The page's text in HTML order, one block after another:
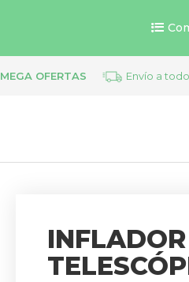
MEGA OFERTAS Envío a